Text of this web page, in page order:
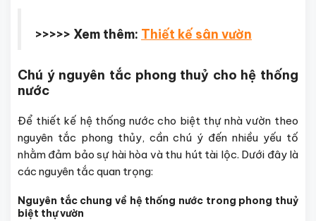
>>>>> Xem thêm: Thiết kế sân vườn
Chú ý nguyên tắc phong thuỷ cho hệ thống
nước
Để thiết kế hệ thống nước cho biệt thự nhà vườn theo
nguyên tắc phong thủy, cần chú ý đến nhiều yếu tố
nhằm đảm bảo sự hài hòa và thu hút tài lộc. Dưới đây là
các nguyên tắc quan trọng:
Nguyên tắc chung về hệ thống nước trong phong thuỷ
biệt thự vườn